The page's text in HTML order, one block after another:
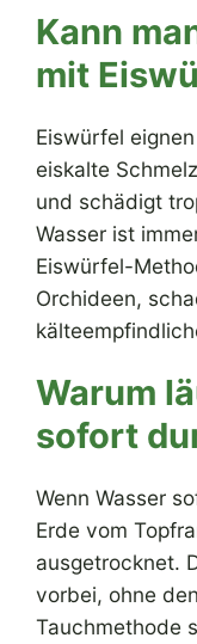
Kann
mit
Eiswürfel
eiskalte
und schädigt
Wasser ist
Eiswürfel-
Orchideen,
Warum
sofort
Wenn Wasser
Erde vom
ausgetrocknet.
vorbei, ohne
Tauchmethode